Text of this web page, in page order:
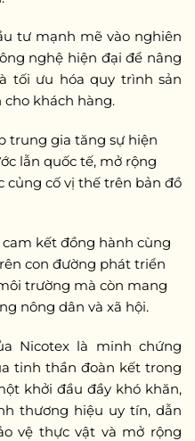
tư mạnh mẽ vào nghiên
nghệ hiện đại để nâng
tối ưu hóa quy trình sản
khách hàng.
trung gia tăng sự hiện
lẫn quốc tế, mở rộng
cố vị thế trên bản đồ
cam kết đồng hành cùng
con đường phát triển
trường mà còn mang
nông dân và xã hội.
Nicotex là minh chứng
tinh thần đoàn kết trong
khởi đầu đầy khó khăn,
thương hiệu uy tín, dẫn
vệ thực vật và mở rộng